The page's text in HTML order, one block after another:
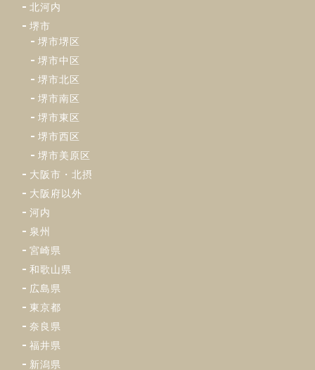
北河内
堺市
堺市堺区
堺市中区
堺市北区
堺市南区
堺市東区
堺市西区
堺市美原区
大阪市・北摂
大阪府以外
河内
泉州
宮崎県
和歌山県
広島県
東京都
奈良県
福井県
新潟県